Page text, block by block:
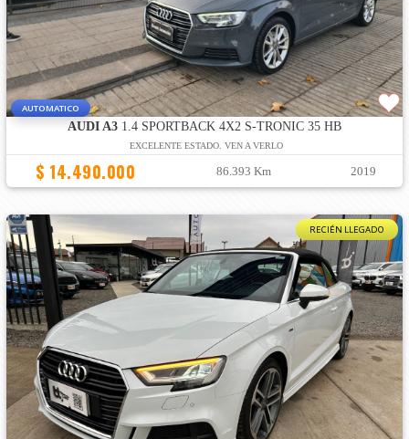
AUTOMATICO
AUDI A31.4 SPORTBACK 4X2 S-TRONIC 35 HB
EXCELENTE ESTADO. VEN A VERLO
$ 14.490.000 86.393 Km 2019
RECIÉN LLEGADO